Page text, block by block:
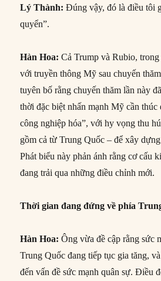
Lý Thành: Đúng vậy, đó là điều tôi
quyển”.
Hàn Hoa: Cả Trump và Rubio,
với truyền thông Mỹ sau chuyến
tuyên bố rằng chuyến thăm lần này
thời đặc biệt nhấn mạnh Mỹ cần thúc
công nghiệp hóa”, với hy vọng thu
gồm cả từ Trung Quốc – để xây
Phát biểu này phản ánh rằng cơ cấu
đang trải qua những điều chỉnh mới.
Thời gian đang đứng về phía
Hàn Hoa: Ông vừa đề cập rằng sức
Trung Quốc đang tiếp tục gia tăng,
đến vấn đề sức mạnh quân sự. Điều